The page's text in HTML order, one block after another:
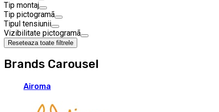
Tip montaj
Tip pictogramã
Tipul tensiunii
Vizibilitate pictogramã
Reseteaza toate filtrele
Brands Carousel
Airoma